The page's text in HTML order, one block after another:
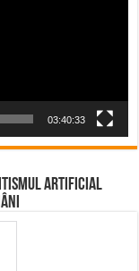
03:40:33
Artificial